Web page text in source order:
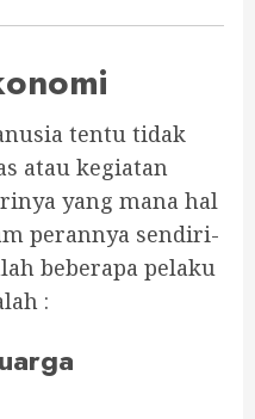
tentu tidak
atau kegiatan
yang mana hal
perannya sendiri-
beberapa pelaku
: